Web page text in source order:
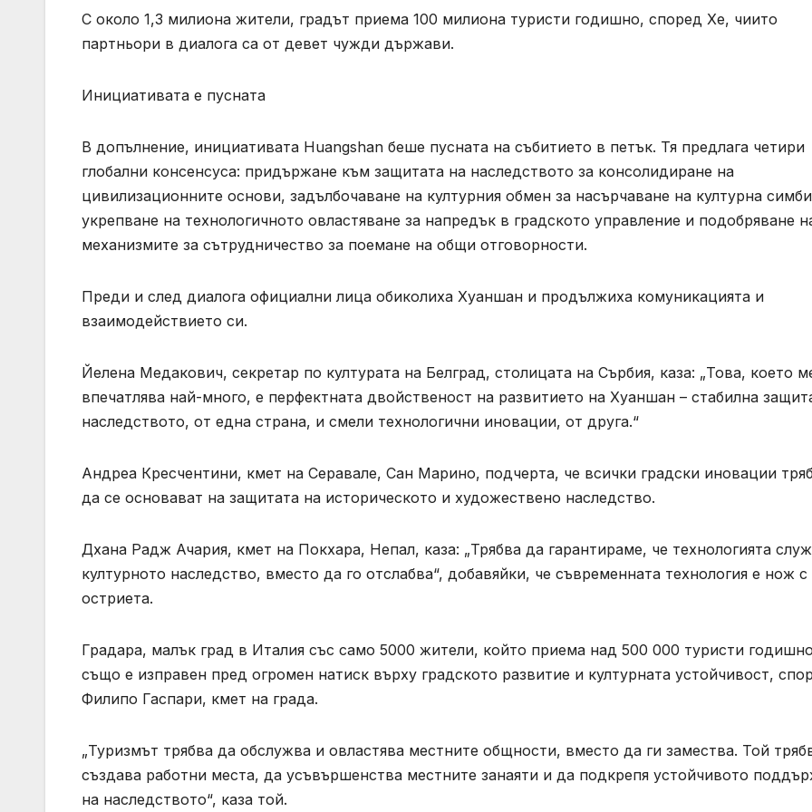
С около 1,3 милиона жители, градът приема 100 милиона туристи годишно, според Хе, чиито
партньори в диалога са от девет чужди държави.
Инициативата е пусната
В допълнение, инициативата Huangshan беше пусната на събитието в петък. Тя предлага четири
глобални консенсуса: придържане към защитата на наследството за консолидиране на
цивилизационните основи, задълбочаване на културния обмен за насърчаване на културна
укрепване на технологичното овластяване за напредък в градското управление и подобряване
механизмите за сътрудничество за поемане на общи отговорности.
Преди и след диалога официални лица обиколиха Хуаншан и продължиха комуникацията и
взаимодействието си.
Йелена Медакович, секретар по културата на Белград, столицата на Сърбия, каза: „Това, което
впечатлява най-много, е перфектната двойственост на развитието на Хуаншан – стабилна
наследството, от една страна, и смели технологични иновации, от друга.“
Андреа Кресчентини, кмет на Серавале, Сан Марино, подчерта, че всички градски иновации
да се основават на защитата на историческото и художествено наследство.
Дхана Радж Ачария, кмет на Покхара, Непал, каза: „Трябва да гарантираме, че технологията
културното наследство, вместо да го отслабва“, добавяйки, че съвременната технология е нож с
остриета.
Градара, малък град в Италия със само 5000 жители, който приема над 500 000 туристи
също е изправен пред огромен натиск върху градското развитие и културната устойчивост,
Филипо Гаспари, кмет на града.
„Туризмът трябва да обслужва и овластява местните общности, вместо да ги замества. Той
създава работни места, да усъвършенства местните занаяти и да подкрепя устойчивото
на наследството“, каза той.